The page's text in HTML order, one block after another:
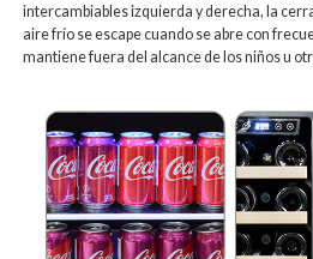
intercambiables izquierda y derecha, la
aire frío se escape cuando se abre con
mantiene fuera del alcance de los niños u